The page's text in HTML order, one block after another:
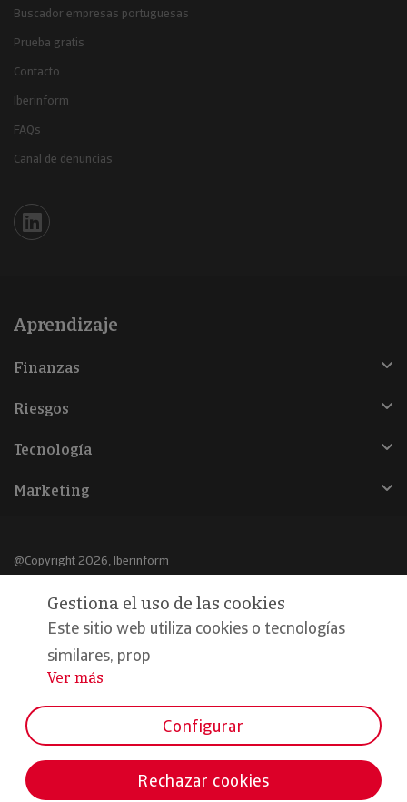
Buscador empresas portuguesas
Prueba gratis
Contacto
Iberinform
FAQs
Canal de denuncias
Iberinform en Linkedin
Aprendizaje
Finanzas
Riesgos
Tecnología
Marketing
@Copyright 2026, Iberinform
Aviso legal
Política de cookies
Declaración de privacidad
Formamos parte de:
Gestiona el uso de las cookies
Este sitio web utiliza cookies o tecnologías
similares, prop
...
Ver más
Configurar
Rechazar cookies